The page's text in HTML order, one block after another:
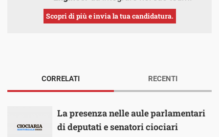
Scopri di più e invia la tua candidatura.
CORRELATI
La presenza nelle aule parlamentari
di deputati e senatori ciociari
RECENTI